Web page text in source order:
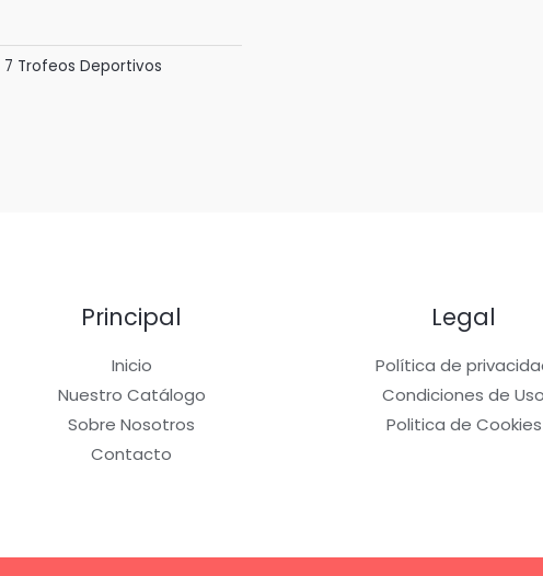
7 Trofeos Deportivos
Principal
Inicio
Nuestro Catálogo
Sobre Nosotros
Contacto
Legal
Política de
Condiciones de
Politica de Cookies